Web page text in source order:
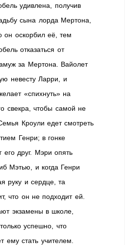
удивлена, получив
сына лорда Мертона,
он оскорбил её, тем
отказаться от
за Мертона. Вайолет
невесту Ларри, и
«спихнуть» на
свекра, чтобы самой не
Кроули едет смотреть
Генри; в гонке
его друг. Мэри опять
Мэтью, и когда Генри
руку и сердце, та
что он не подходит ей.
экзамены в школе,
успешно, что
ему стать учителем.